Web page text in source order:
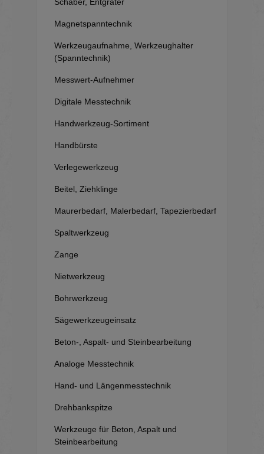
Schaber, Entgrater
Magnetspanntechnik
Werkzeugaufnahme, Werkzeughalter
(Spanntechnik)
Messwert-Aufnehmer
Digitale Messtechnik
Handwerkzeug-Sortiment
Handbürste
Verlegewerkzeug
Beitel, Ziehklinge
Maurerbedarf, Malerbedarf, Tapezierbedarf
Spaltwerkzeug
Zange
Nietwerkzeug
Bohrwerkzeug
Sägewerkzeugeinsatz
Beton-, Aspalt- und Steinbearbeitung
Analoge Messtechnik
Hand- und Längenmesstechnik
Drehbankspitze
Werkzeuge für Beton, Aspalt und
Steinbearbeitung